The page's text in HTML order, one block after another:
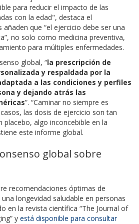
para reducir el impacto de las
con la edad", destaca el
que “el ejercicio debe ser una
no solo como medicina preventiva,
para múltiples enfermedades.
global, “la prescripción de
y respaldada por la
a las condiciones y perfiles
y dejando atrás las
”. “Caminar no siempre es
las dosis de ejercicio son tan
placebo, algo inconcebible en la
este informe global.
global sobre
recomendaciones óptimas de
longevidad saludable en personas
en la revista científica “The Journal of
y está disponible para consultar